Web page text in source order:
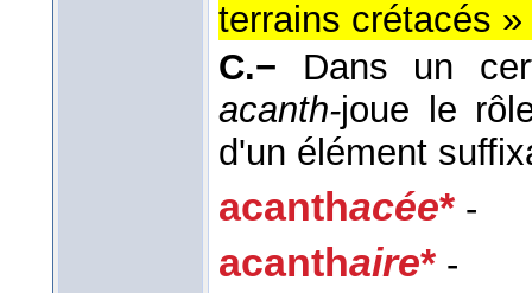
terrains crétacés »
C.−
Dans un
acanth-joue le
d'un élément
acanthacée* -
acanthaire* -